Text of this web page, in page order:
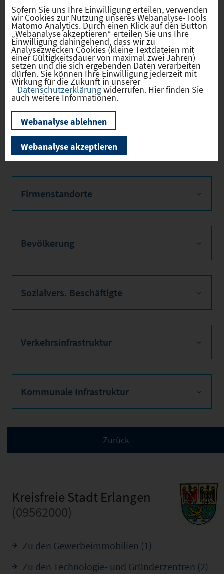
Hebesätze
Gewerbest
euerhebes
atz
2026 440 *
Hebesatz
der
Grundsteu
er B
2026 625 *
* Aktueller Stand gemäß Meldung der
Firmenstandorte
Bevölkerung
Sozialvers. Beschäftigte
Verkehrsinfrastruktur
Kommunale Infrastruktur
Kreisfreie Stadt Erlangen
(09562000)
Zu den Gewerbeimmobilien (1)
Zu den Technologie- und Gründerzentren (2)
Sofern Sie uns Ihre Einwilligung erteilen, verwenden
wir Cookies zur Nutzung unseres Webanalyse-Tools
Matomo Analytics. Durch einen Klick auf den Button
„Webanalyse akzeptieren“ erteilen Sie uns Ihre
Einwilligung dahingehend, dass wir zu
Analysezwecken Cookies (kleine Textdateien mit
einer Gültigkeitsdauer von maximal zwei Jahren)
setzen und die sich ergebenden Daten verarbeiten
dürfen. Sie können Ihre Einwilligung jederzeit mit
Wirkung für die Zukunft in unserer
Datenschutzerklärungwiderrufen. Hier finden Sie
auch weitere Informationen.
Webanalyse ablehnen
Webanalyse akzeptieren